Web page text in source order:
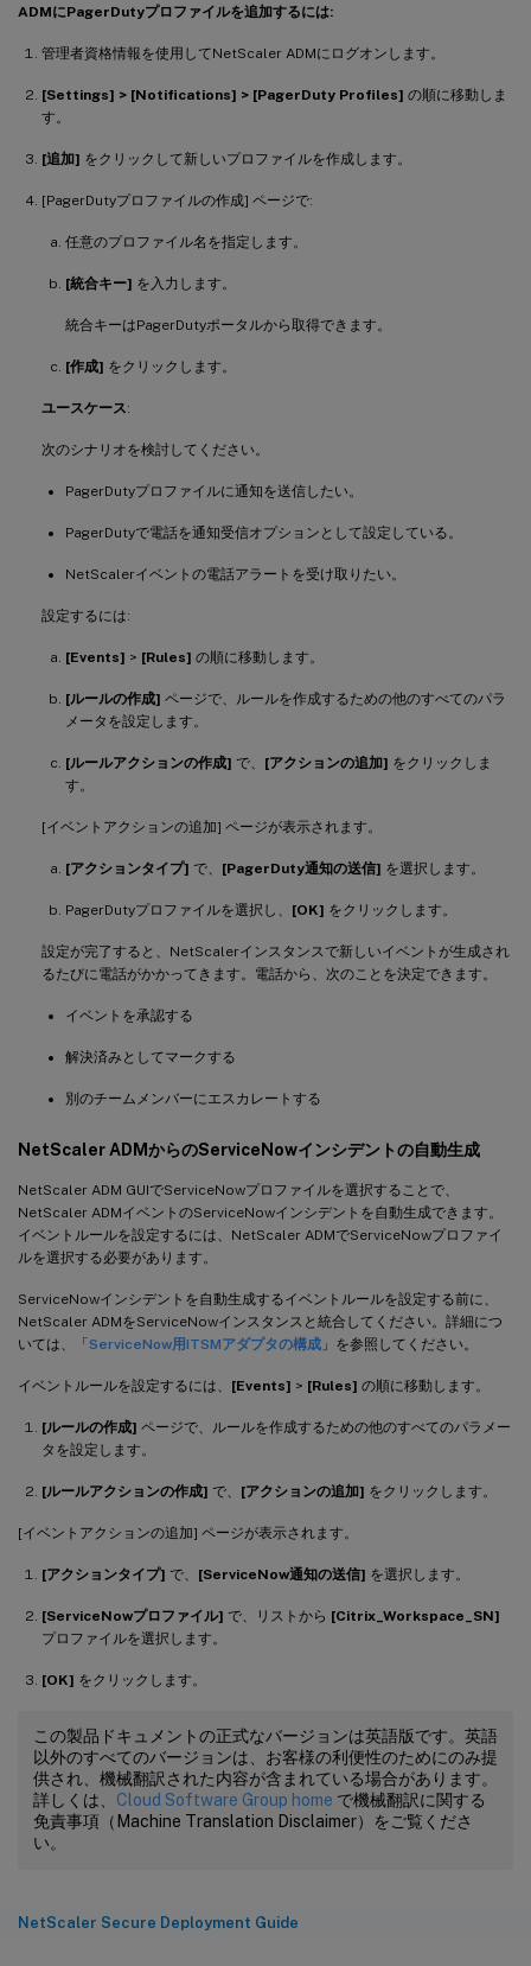
ADMにPagerDutyプロファイルを追加するには:
管理者資格情報を使用してNetScaler ADMにログオンします。
[Settings] > [Notifications] > [PagerDuty Profiles] の順に移動しま
す。
[追加] をクリックして新しいプロファイルを作成します。
[PagerDutyプロファイルの作成] ページで:
任意のプロファイル名を指定します。
[統合キー] を入力します。
統合キーはPagerDutyポータルから取得できます。
[作成] をクリックします。
ユースケース:
次のシナリオを検討してください。
PagerDutyプロファイルに通知を送信したい。
PagerDutyで電話を通知受信オプションとして設定している。
NetScalerイベントの電話アラートを受け取りたい。
設定するには:
[Events] > [Rules] の順に移動します。
[ルールの作成] ページで、ルールを作成するための他のすべてのパラ
メータを設定します。
[ルールアクションの作成] で、 [アクションの追加] をクリックしま
す。
[イベントアクションの追加] ページが表示されます。
[アクションタイプ] で、 [PagerDuty通知の送信] を選択します。
PagerDutyプロファイルを選択し、 [OK] をクリックします。
設定が完了すると、NetScalerインスタンスで新しいイベントが生成され
るたびに電話がかかってきます。電話から、次のことを決定できます。
イベントを承認する
解決済みとしてマークする
別のチームメンバーにエスカレートする
NetScaler ADMからのServiceNowインシデントの自動生成
NetScaler ADM GUIでServiceNowプロファイルを選択することで、
NetScaler ADMイベントのServiceNowインシデントを自動生成できます。
イベントルールを設定するには、NetScaler ADMでServiceNowプロファイ
ルを選択する必要があります。
ServiceNowインシデントを自動生成するイベントルールを設定する前に、
NetScaler ADMをServiceNowインスタンスと統合してください。詳細につ
いては、「ServiceNow用ITSMアダプタの構成 」を参照してください。
イベントルールを設定するには、 [Events] > [Rules] の順に移動します。
[ルールの作成] ページで、ルールを作成するための他のすべてのパラメー
タを設定します。
[ルールアクションの作成] で、 [アクションの追加] をクリックします。
[イベントアクションの追加] ページが表示されます。
[アクションタイプ] で、 [ServiceNow通知の送信] を選択します。
[ServiceNowプロファイル] で、リストから [Citrix_Workspace_SN]
プロファイルを選択します。
[OK] をクリックします。
この製品ドキュメントの正式なバージョンは英語版です。英語
以外のすべてのバージョンは、お客様の利便性のためにのみ提
供され、機械翻訳された内容が含まれている場合があります。
詳しくは、 Cloud Software Group home で機械翻訳に関する
免責事項（Machine Translation Disclaimer）をご覧くださ
い。
NetScaler Secure Deployment Guide